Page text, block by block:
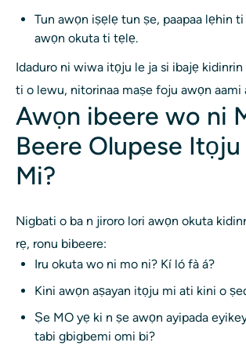
Tun awọn iṣẹlẹ tun ṣe, paapaa lẹhin
awọn okuta ti tẹlẹ.
Idaduro ni wiwa itọju le ja si ibajẹ
ti o lewu, nitorinaa maṣe foju awọn aami
Awọn ibeere wo ni
Beere Olupese Itọju
Mi?
Nigbati o ba n jiroro lori awọn okuta
rẹ, ronu bibeere:
Iru okuta wo ni mo ni? Kí ló fà á?
Kini awọn aṣayan itọju mi ​​ati kini o
Ṣe MO yẹ ki n ṣe awọn ayipada
tabi gbigbemi omi bi?